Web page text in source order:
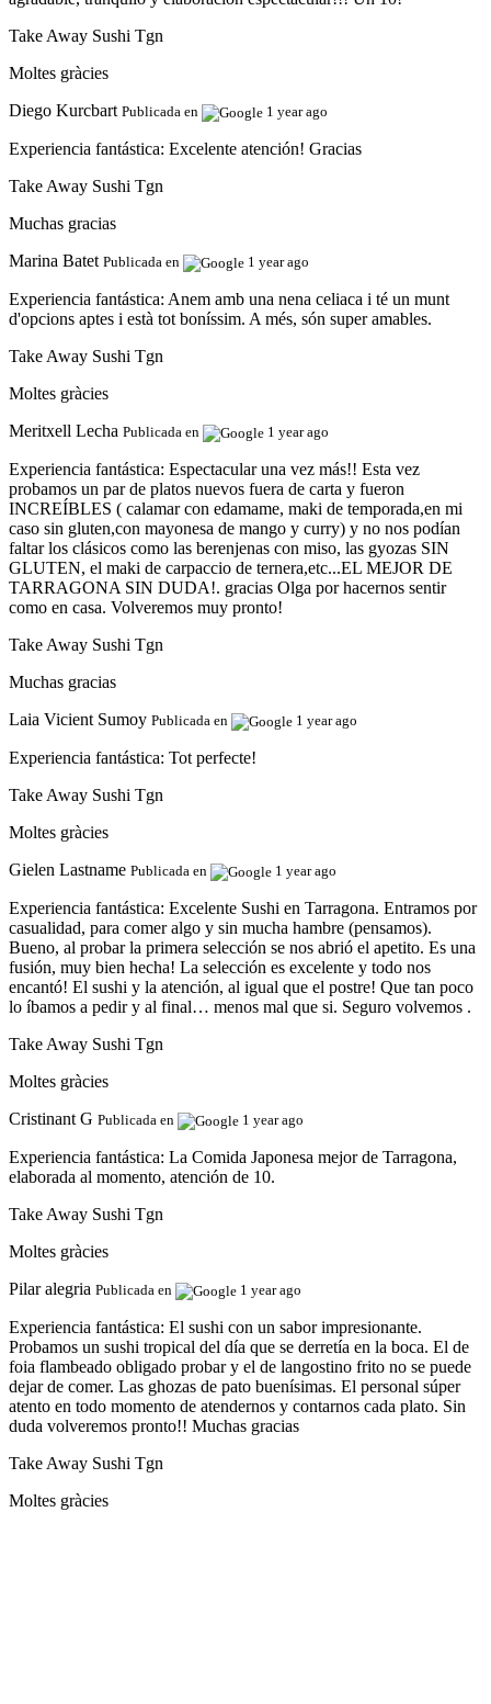
Take Away Sushi Tgn
Moltes gràcies
Diego Kurcbart Publicada en 1 year ago
Experiencia fantástica: Excelente atención! Gracias
Take Away Sushi Tgn
Muchas gracias
Marina Batet Publicada en 1 year ago
Experiencia fantástica: Anem amb una nena celiaca i té un munt
d'opcions aptes i està tot boníssim. A més, són super amables.
Take Away Sushi Tgn
Moltes gràcies
Meritxell Lecha Publicada en 1 year ago
Experiencia fantástica: Espectacular una vez más!! Esta vez
probamos un par de platos nuevos fuera de carta y fueron
INCREÍBLES ( calamar con edamame, maki de temporada,en mi
caso sin gluten,con mayonesa de mango y curry) y no nos podían
faltar los clásicos como las berenjenas con miso, las gyozas SIN
GLUTEN, el maki de carpaccio de ternera,etc...EL MEJOR DE
TARRAGONA SIN DUDA!. gracias Olga por hacernos sentir
como en casa. Volveremos muy pronto!
Take Away Sushi Tgn
Muchas gracias
Laia Vicient Sumoy Publicada en 1 year ago
Experiencia fantástica: Tot perfecte!
Take Away Sushi Tgn
Moltes gràcies
Gielen Lastname Publicada en 1 year ago
Experiencia fantástica: Excelente Sushi en Tarragona. Entramos por
casualidad, para comer algo y sin mucha hambre (pensamos).
Bueno, al probar la primera selección se nos abrió el apetito. Es una
fusión, muy bien hecha! La selección es excelente y todo nos
encantó! El sushi y la atención, al igual que el postre! Que tan poco
lo íbamos a pedir y al final… menos mal que si. Seguro volvemos .
Take Away Sushi Tgn
Moltes gràcies
Cristinant G Publicada en 1 year ago
Experiencia fantástica: La Comida Japonesa mejor de Tarragona,
elaborada al momento, atención de 10.
Take Away Sushi Tgn
Moltes gràcies
Pilar alegria Publicada en 1 year ago
Experiencia fantástica: El sushi con un sabor impresionante.
Probamos un sushi tropical del día que se derretía en la boca. El de
foia flambeado obligado probar y el de langostino frito no se puede
dejar de comer. Las ghozas de pato buenísimas. El personal súper
atento en todo momento de atendernos y contarnos cada plato. Sin
duda volveremos pronto!! Muchas gracias
Take Away Sushi Tgn
Moltes gràcies